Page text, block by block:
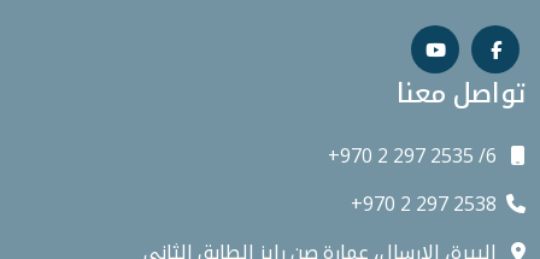
تواصل معنا
+970 2 297 2535 /6
+970 2 297 2538